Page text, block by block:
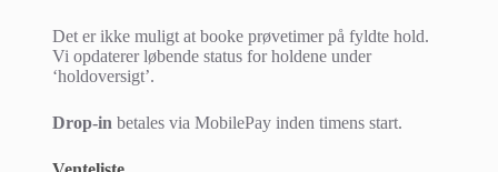
Det er ikke muligt at booke prøvetimer på fyldte hold.
Vi opdaterer løbende status for holdene under
‘holdoversigt’.
Drop-in betales via MobilePay inden timens start.